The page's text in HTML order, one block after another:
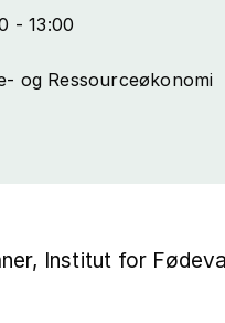
- 13:00
og Ressourceøkonomi
Institut for